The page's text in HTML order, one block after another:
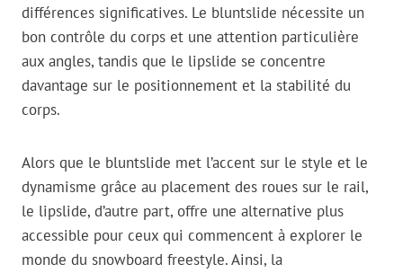
différences significatives. Le bluntslide nécessite un
bon contrôle du corps et une attention particulière
aux angles, tandis que le lipslide se concentre
davantage sur le positionnement et la stabilité du
corps.
Alors que le bluntslide met l’accent sur le style et le
dynamisme grâce au placement des roues sur le rail,
le lipslide, d’autre part, offre une alternative plus
accessible pour ceux qui commencent à explorer le
monde du snowboard freestyle. Ainsi, la